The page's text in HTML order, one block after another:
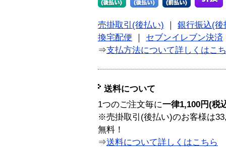
売掛取引(後払い)
銀行振込(後
換宅配便
セブンイレブン決済
⇒支払方法について詳しくはこ
送料について
1つのご注文毎に一律1,100円(税
※売掛取引(後払い)のお客様は
無料！
⇒送料について詳しくはこちら